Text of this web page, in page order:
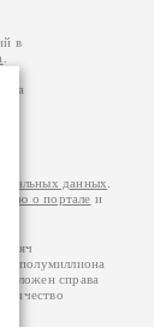
в
данных
о портале и
полумиллиона
справа